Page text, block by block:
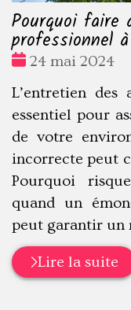
Pourquoi faire
professionnel
Date
24 mai 2024
L’entretien
essentiel pour
de votre
incorrecte peut
Pourquoi
quand un
peut garantir un
Lire la suite